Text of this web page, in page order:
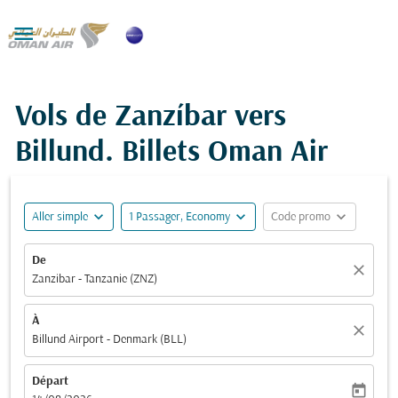

Vols de Zanzíbar vers
Billund. Billets Oman Air
Aller simple expand_more 1 Passager, Economy expand_more Code promo expand_more
De
Zanzibar - Tanzanie (ZNZ)
close
À
Billund Airport - Denmark (BLL)
close
Départ
today